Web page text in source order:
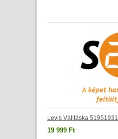
Levis Válltáska 51951931
19 999 Ft